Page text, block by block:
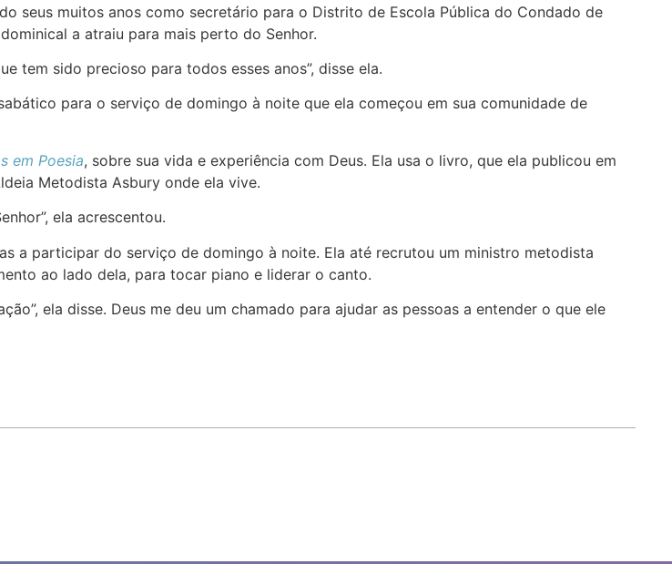
seus muitos anos como secretário para o Distrito de Escola Pública do Condado de
a atraiu para mais perto do Senhor.
tem sido precioso para todos esses anos”, disse ela.
para o serviço de domingo à noite que ela começou em sua comunidade de
em Poesia, sobre sua vida e experiência com Deus. Ela usa o livro, que ela publicou em
Metodista Asbury onde ela vive.
ela acrescentou.
a participar do serviço de domingo à noite. Ela até recrutou um ministro metodista
ao lado dela, para tocar piano e liderar o canto.
ela disse. Deus me deu um chamado para ajudar as pessoas a entender o que ele